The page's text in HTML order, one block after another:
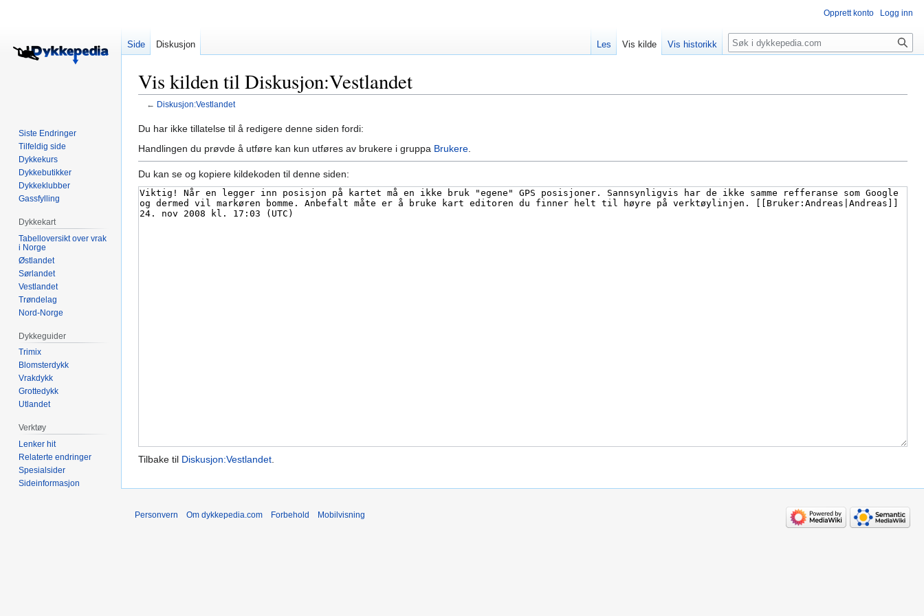
Vis kilden til Diskusjon:Vestlandet
← Diskusjon:Vestlandet
Hopp
til
Hopp
til
Du har ikke tillatelse til å redigere denne siden fordi:
Handlingen du prøvde å utføre kan kun utføres av brukere i gruppa Brukere
Du kan se og kopiere kildekoden til denne siden:
Tilbake til Diskusjon:Vestlandet.
Opprett konto Logg inn
Side Diskusjon Les Vis kilde Vis historikk Søk
Siste Endringer
Tilfeldig side
Dykkekurs
Dykkebutikker
Dykkeklubber
Gassfylling
Dykkekart
Tabelloversikt over vrak
i Norge
Østlandet
Sørlandet
Vestlandet
Trøndelag
Nord-Norge
Dykkeguider
Trimix
Blomsterdykk
Vrakdykk
Grottedykk
Utlandet
Verktøy
Lenker hit
Relaterte endringer
Spesialsider
Sideinformasjon
Personvern Om dykkepedia.com Forbehold Mobilvisning